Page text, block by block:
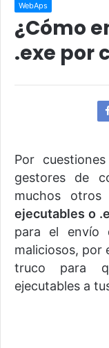
WebAps
¿Cómo
.exe por
Por
gestores de
muchos otros
ejecutables o
para el envío
maliciosos, por
truco para
ejecutables a